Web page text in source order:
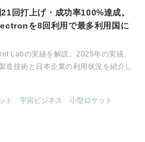
回打上げ・成功率100%達成。
を8回利用で最多利用国に
Labの実績を解説。2025年の実績、
造技術と日本企業の利用状況を紹介し
ト 宇宙ビジネス
小型ロケット